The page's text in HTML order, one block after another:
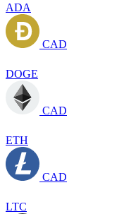
ADA
CAD
DOGE
CAD
ETH
CAD
LTC